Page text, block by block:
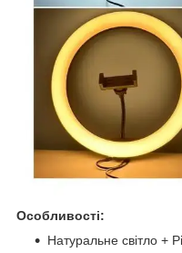
Особливості:
Натуральне світло +